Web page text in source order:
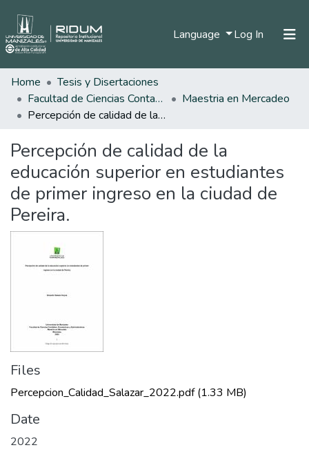
Language Log In (current)
Statistics
Home
Tesis y Disertaciones
Facultad de Ciencias Contables Económicas y Administrativas
Maestria en Mercadeo
Percepción de calidad de la educación superior en estudiantes de primer ingreso en la ciudad de Pereira.
Percepción de calidad de la
educación superior en estudiantes
de primer ingreso en la ciudad de
Pereira.
Files
Percepcion_Calidad_Salazar_2022.pdf(1.33 MB)
Date
2022